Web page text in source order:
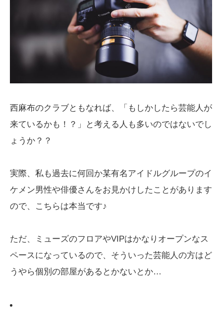
西麻布のクラブともなれば、「もしかしたら芸能人が
来ているかも！？」と考える人も多いのではないでし
ょうか？？
実際、私も過去に何回か某有名アイドルグループのイ
ケメン男性や俳優さんをお見かけしたことがあります
ので、こちらは本当です♪
ただ、ミューズのフロアやVIPはかなりオープンなス
ペースになっているので、そういった芸能人の方はど
うやら個別の部屋があるとかないとか…